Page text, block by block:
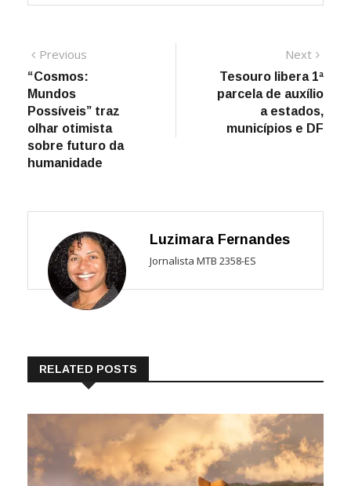
Navegação
de
Post
Previous
post:
“Cosmos:
Mundos
Possíveis” traz
olhar otimista
sobre futuro da
humanidade
Next
post:
Tesouro libera 1ª
parcela de auxílio
a estados,
municípios e DF
Luzimara Fernandes
Jornalista MTB 2358-ES
RELATED POSTS